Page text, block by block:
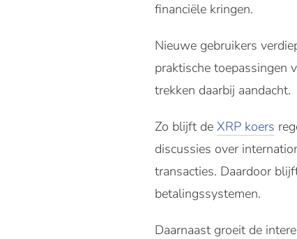
financiële kringen.
Nieuwe gebruikers
praktische toepassingen
trekken daarbij aandacht.
Zo blijft de XRP koers
discussies over
transacties. Daardoor
betalingssystemen.
Daarnaast groeit de